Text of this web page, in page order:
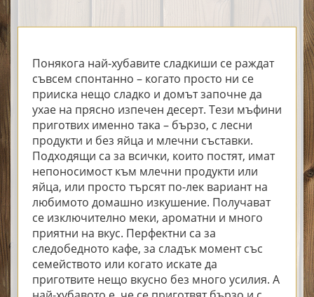
Понякога най-хубавите сладкиши се раждат
съвсем спонтанно – когато просто ни се
прииска нещо сладко и домът започне да
ухае на прясно изпечен десерт. Тези мъфини
приготвих именно така – бързо, с лесни
продукти и без яйца и млечни съставки.
Подходящи са за всички, които постят, имат
непоносимост към млечни продукти или
яйца, или просто търсят по-лек вариант на
любимото домашно изкушение. Получават
се изключително меки, ароматни и много
приятни на вкус. Перфектни са за
следобедното кафе, за сладък момент със
семейството или когато искате да
приготвите нещо вкусно без много усилия. А